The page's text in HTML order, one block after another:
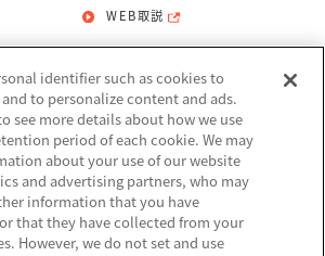
WEB取説
わせ 個人情報保護方針
Sell or Share My Personal
Information
ー情報
identifier such as cookies to
to personalize content and ads.
see more details about how we use
period of each cookie. We may
about your use of our website
and advertising partners, who may
information that you have
that they have collected from your
However, we do not set and use